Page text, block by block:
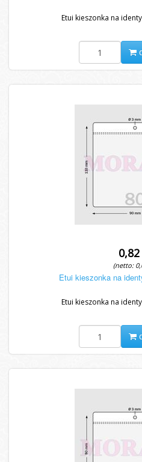
Etui kieszonka na
0,82
(netto:
Etui kieszonka na
Etui kieszonka na